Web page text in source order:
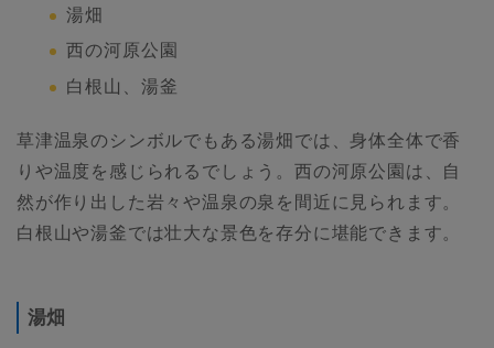
湯畑
西の河原公園
白根山、湯釜
草津温泉のシンボルでもある湯畑では、身体全体で香
りや温度を感じられるでしょう。西の河原公園は、自
然が作り出した岩々や温泉の泉を間近に見られます。
白根山や湯釜では壮大な景色を存分に堪能できます。
湯畑